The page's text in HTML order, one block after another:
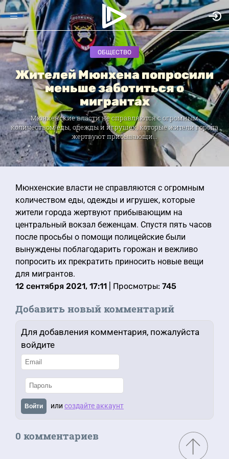
ОБЩЕСТВО
Жителей Мюнхена попросили
меньше заботиться о
мигрантах
Мюнхенские власти не справляются с огромным
количеством еды, одежды и игрушек, которые жители города
жертвуют прибывающи...
Мюнхенские власти не справляются с огромным
количеством еды, одежды и игрушек, которые
жители города жертвуют прибывающим на
центральный вокзал беженцам. Спустя пять часов
после просьбы о помощи полицейские были
вынуждены поблагодарить горожан и вежливо
попросить их прекратить приносить новые вещи
для мигрантов.
12 сентября 2021, 17:11 | Просмотры: 745
Добавить новый комментарий
Для добавления комментария, пожалуйста
войдите
Войти или создайте аккаунт
0 комментариев